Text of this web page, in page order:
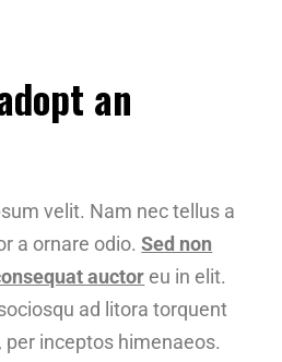
an
velit. Nam nec tellus a
a ornare odio.Sed non
auctor eu in elit.
ad litora torquent
per inceptos himenaeos.